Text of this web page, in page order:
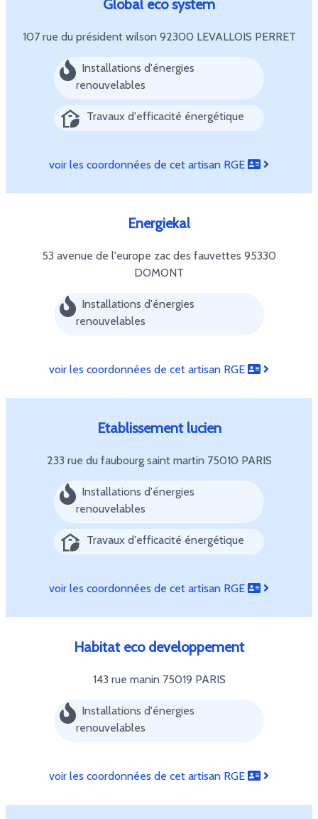
Global eco system
107 rue du président wilson 92300 LEVALLOIS PERRET
Installations d'énergies
renouvelables
Travaux d'efficacité énergétique
voir les coordonnées de cet artisan RGE
Energiekal
53 avenue de l'europe zac des fauvettes 95330
DOMONT
Installations d'énergies
renouvelables
voir les coordonnées de cet artisan RGE
Etablissement lucien
233 rue du faubourg saint martin 75010 PARIS
Installations d'énergies
renouvelables
Travaux d'efficacité énergétique
voir les coordonnées de cet artisan RGE
Habitat eco developpement
143 rue manin 75019 PARIS
Installations d'énergies
renouvelables
voir les coordonnées de cet artisan RGE